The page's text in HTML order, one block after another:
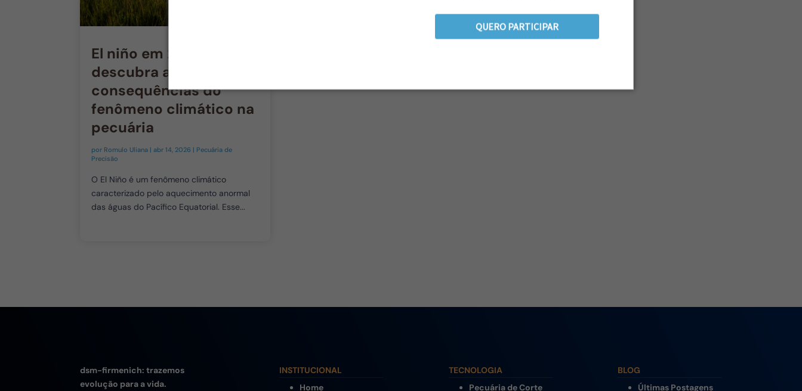
QUERO PARTICIPAR
El niño em 2026:
descubra as
consequências do
fenômeno climático na
pecuária
por Romulo Uliana |abr 14, 2026 | Pecuária de
Precisão
O El Niño é um fenômeno climático
caracterizado pelo aquecimento anormal
das águas do Pacífico Equatorial. Esse...
dsm-firmenich: trazemos
evolução para a vida.
INSTITUCIONAL
Home
TECNOLOGIA
Pecuária de Corte
BLOG
Últimas Postagens